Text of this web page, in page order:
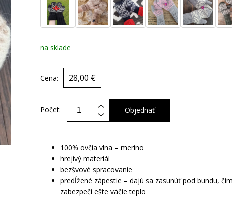
na sklade
Cena: 28,00 €
Počet: Objednať
100% ovčia vlna – merino
hrejivý materiál
bezšvové spracovanie
predĺžené zápestie – dajú sa zasunúť pod bundu,
zabezpečí ešte väčie teplo